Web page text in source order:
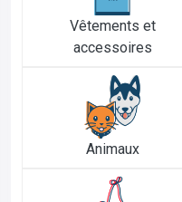
Vêtements et
accessoires
Animaux